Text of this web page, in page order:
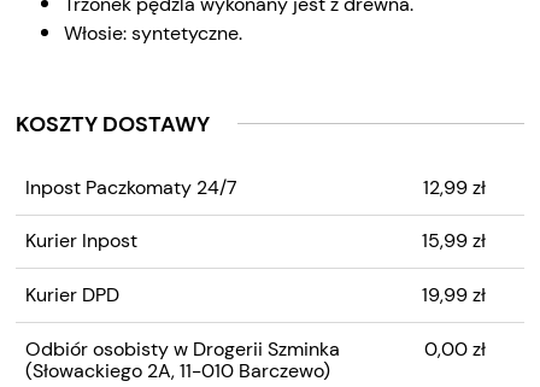
Włosie: syntetyczne.
KOSZTY DOSTAWY
EWENTUALNYCH KOSZTÓW
Inpost Paczkomaty 24/7 12,99 zł
Kurier Inpost 15,99 zł
Kurier DPD 19,99 zł
Odbiór osobisty w Drogerii Szminka
(Słowackiego 2A, 11-010 Barczewo)
0,00 zł